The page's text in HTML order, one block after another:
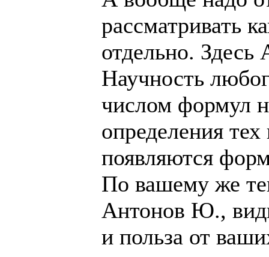
рассматривать
отдельно. Здесь
Научность
числом формул
определения
появляются
По вашему же
Антонов Ю.,
и польза от